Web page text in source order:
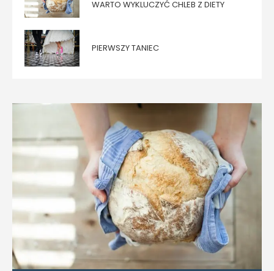
WARTO WYKLUCZYĆ CHLEB Z DIETY
PIERWSZY TANIEC